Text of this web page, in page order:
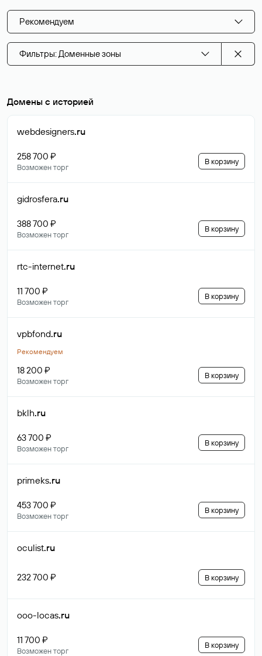
Рекомендуем
Фильтры: Доменные зоны
Домены с историей
webdesigners.ru
258 700 ₽
Возможен торг
В корзину
gidrosfera.ru
388 700 ₽
Возможен торг
В корзину
rtc-internet.ru
11 700 ₽
Возможен торг
В корзину
vpbfond.ru
Рекомендуем
18 200 ₽
Возможен торг
В корзину
bklh.ru
63 700 ₽
Возможен торг
В корзину
primeks.ru
453 700 ₽
Возможен торг
В корзину
oculist.ru
232 700 ₽ В корзину
ooo-locas.ru
11 700 ₽
Возможен торг
В корзину